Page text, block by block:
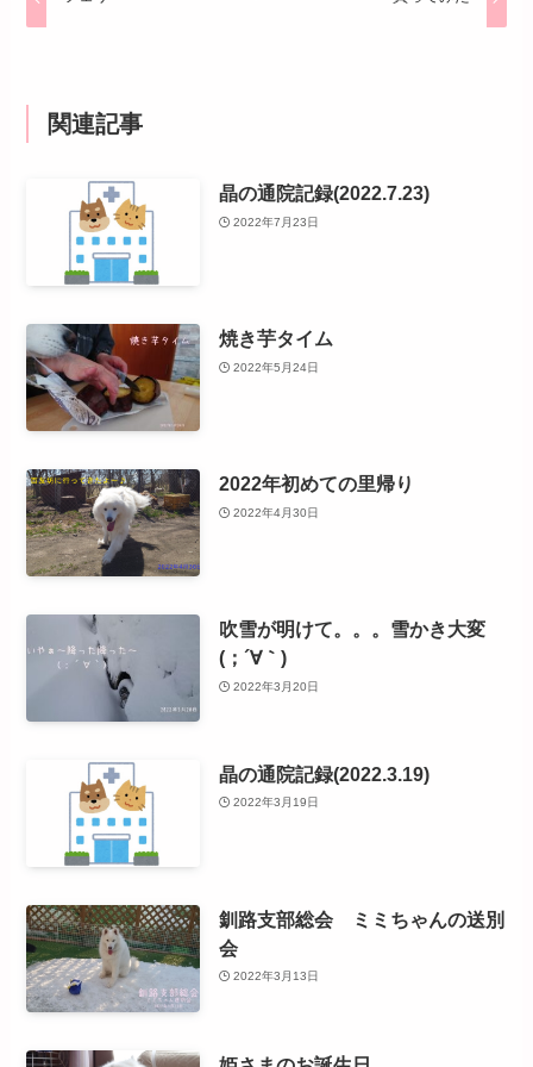
関連記事
晶の通院記録(2022.7.23)
2022年7月23日
焼き芋タイム
2022年5月24日
2022年初めての里帰り
2022年4月30日
吹雪が明けて。。。雪かき大変
(；´∀｀)
2022年3月20日
晶の通院記録(2022.3.19)
2022年3月19日
釧路支部総会 ミミちゃんの送別
会
2022年3月13日